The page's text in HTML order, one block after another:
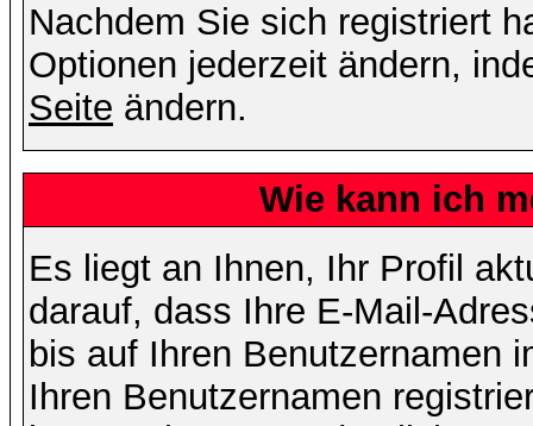
Nachdem Sie sich registriert
Optionen jederzeit ändern,
Seite ändern.
Wie kann ich
Es liegt an Ihnen, Ihr Profil
darauf, dass Ihre E-Mail-
bis auf Ihren Benutzernamen
Ihren Benutzernamen